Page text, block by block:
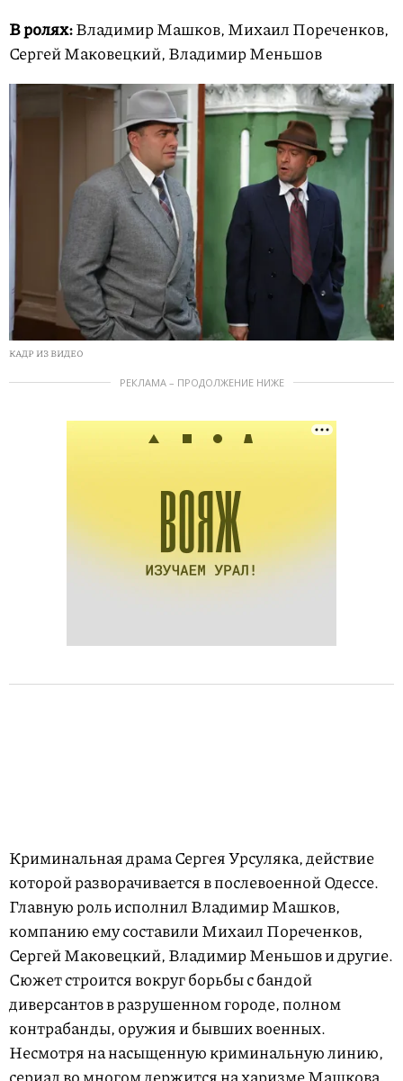
В ролях:Владимир Машков, Михаил Пореченков,
Сергей Маковецкий, Владимир Меньшов
КАДР ИЗ ВИДЕО
РЕКЛАМА – ПРОДОЛЖЕНИЕ НИЖЕ
Криминальная драма Сергея Урсуляка, действие
которой разворачивается в послевоенной Одессе.
Главную роль исполнил Владимир Машков,
компанию ему составили Михаил Пореченков,
Сергей Маковецкий, Владимир Меньшов и другие.
Сюжет строится вокруг борьбы с бандой
диверсантов в разрушенном городе, полном
контрабанды, оружия и бывших военных.
Несмотря на насыщенную криминальную линию,